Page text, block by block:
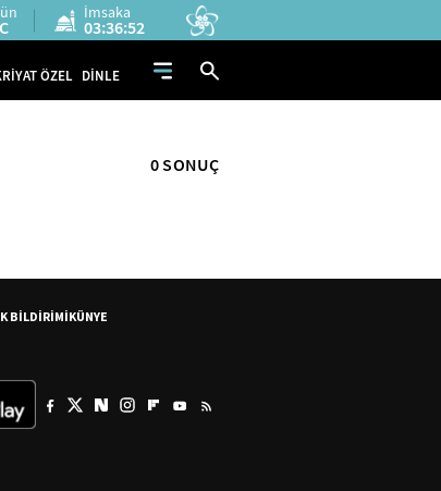
İmsaka
03:36:52
ÖZEL DİNLE
0 SONUÇ
BİLDİRİMİKÜNYE